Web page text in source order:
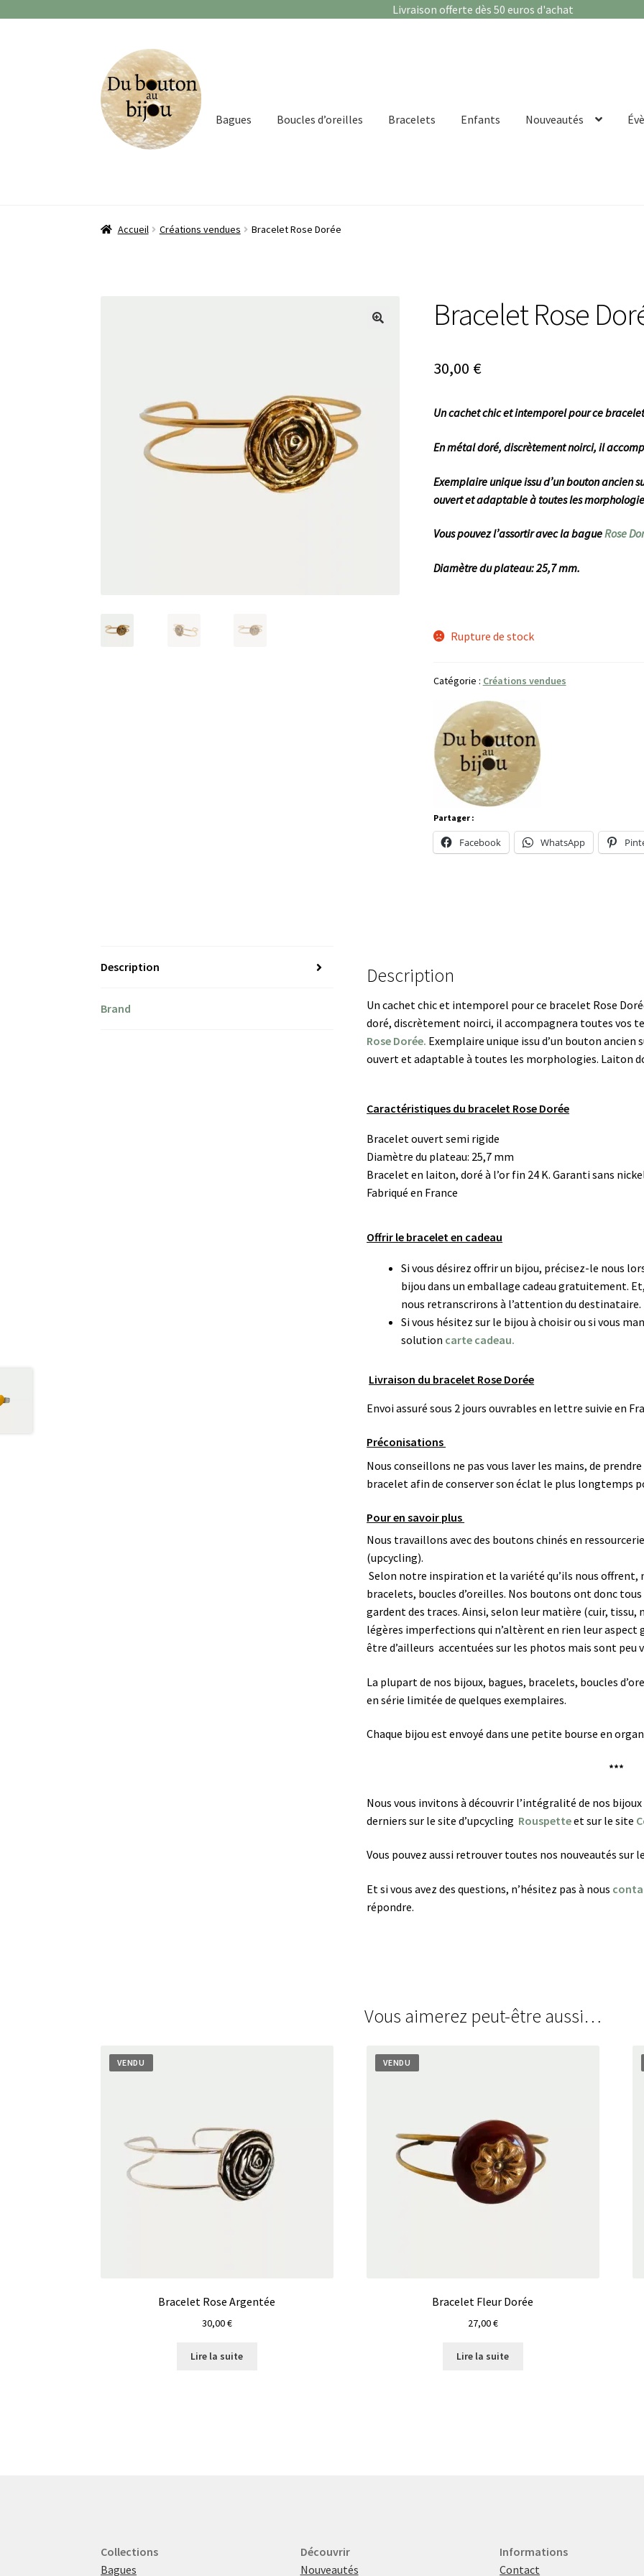
Livraison offerte dès 50 euros d'achat
Aller
à
la
navigation
Aller
au
contenu
Bagues Boucles d’oreilles Bracelets Enfants Nouveautés
Accueil Créations vendues Bracelet Rose Dorée
Bracelet Rose
30,00 €
Un cachet chic et intemporel pour ce
En métal doré, discrètement noirci, il
Exemplaire unique issu d’un bouton ancien
ouvert et adaptable à toutes les
Vous pouvez l’assortir avec la bagueRose
Diamètre du plateau: 25,7 mm.
Rupture de stock
Catégorie : Créations vendues
Partager :
Facebook WhatsApp
Description
Brand
Description
Un cachet chic et intemporel pour ce bracelet Rose
doré, discrètement noirci, il accompagnera toutes vos
Rose Dorée. Exemplaire unique issu d’un bouton
ouvert et adaptable à toutes les morphologies. Laiton
Caractéristiques du bracelet Rose Dorée
Bracelet ouvert semi rigide
Diamètre du plateau: 25,7 mm
Bracelet en laiton, doré à l’or fin 24 K. Garanti sans
Fabriqué en France
Offrir le bracelet en cadeau
Si vous désirez offrir un bijou, précisez-le nous
bijou dans un emballage cadeau gratuitement.
nous retranscrirons à l’attention du destinataire.
Si vous hésitez sur le bijou à choisir ou si vous
solution carte cadeau.
Livraison du bracelet Rose Dorée
Envoi assuré sous 2 jours ouvrables en lettre suivie en
Préconisations
Nous conseillons ne pas vous laver les mains, de
bracelet afin de conserver son éclat le plus longtemps
Pour en savoir plus
Nous travaillons avec des boutons chinés en
(upcycling).
Selon notre inspiration et la variété qu’ils nous
bracelets, boucles d’oreilles. Nos boutons ont donc tous
gardent des traces. Ainsi, selon leur matière (cuir, tissu,
légères imperfections qui n’altèrent en rien leur aspect
être d’ailleurs accentuées sur les photos mais sont peu
La plupart de nos bijoux, bagues, bracelets, boucles
en série limitée de quelques exemplaires.
Chaque bijou est envoyé dans une petite bourse en
***
Nous vous invitons à découvrir l’intégralité de nos
derniers sur le site d’upcycling Rouspetteet sur le site
Vous pouvez aussi retrouver toutes nos nouveautés sur
Et si vous avez des questions, n’hésitez pas à nous
répondre.
Vous aimerez peut-être aussi…
VENDU
Bracelet Rose Argentée
30,00€
Lire la suite
VENDU
Bracelet Fleur Dorée
27,00€
Lire la suite
Collections
Bagues
Découvrir
Nouveautés
Informations
Contact